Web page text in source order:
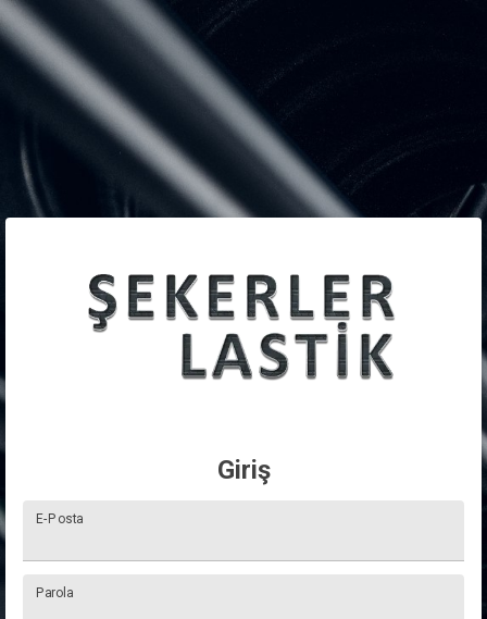
Giriş
E-Posta
Parola